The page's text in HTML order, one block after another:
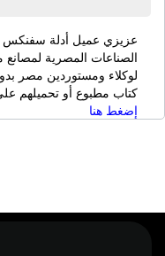
عزيزي عميل أدلة سفنكس
الصناعات المصرية
لوكلاء ومستوردين مصر
كتاب مطبوع أو تحميلهم على
إضغط هنا